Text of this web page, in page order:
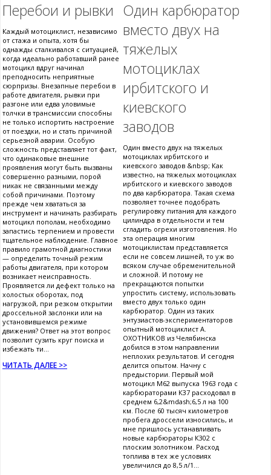
Перебои и рывки
Каждый мотоциклист, независимо
от стажа и опыта, хотя бы
однажды сталкивался с ситуацией,
когда идеально работавший ранее
мотоцикл вдруг начинал
преподносить неприятные
сюрпризы. Внезапные перебои в
работе двигателя, рывки при
разгоне или едва уловимые
толчки в трансмиссии способны
не только испортить настроение
от поездки, но и стать причиной
серьезной аварии. Особую
сложность представляет тот факт,
что одинаковые внешние
проявления могут быть вызваны
совершенно разными, порой
никак не связанными между
собой причинами. Поэтому
прежде чем хвататься за
инструмент и начинать разбирать
мотоцикл пополам, необходимо
запастись терпением и провести
тщательное наблюдение. Главное
правило грамотной диагностики
— определить точный режим
работы двигателя, при котором
возникает неисправность.
Проявляется ли дефект только на
холостых оборотах, под
нагрузкой, при резком открытии
дроссельной заслонки или на
установившемся режиме
движения? Ответ на этот вопрос
позволит сузить круг поиска и
избежать ти...
ЧИТАТЬ ДАЛЕЕ >>
Один карбюратор
вместо двух на
тяжелых
мотоциклах
ирбитского и
киевского
заводов
Один вместо двух на тяжелых
мотоциклах ирбитского и
киевского заводов &nbsp; Как
известно, на тяжелых мотоциклах
ирбитского и киевского заводов
по два карбюратора. Такая схема
позволяет точнее подобрать
регулировку питания для каждого
цилиндра в отдельности и тем
сгладить огрехи изготовления. Но
эта операция многим
мотоциклистам представляется
если не совсем лишней, то уж во
всяком случае обременительной
и сложной. И потому не
прекращаются попытки
упростить систему, использовать
вместо двух только один
карбюратор. Один из таких
энтузиастов-экспериментаторов
опытный мотоциклист А.
ОХОТНИКОВ из Челябинска
добился в этом направлении
неплохих результатов. И сегодня
делится опытом. Начну с
предыстории. Первый мой
мотоцикл М62 выпуска 1963 года с
карбюраторами К37 расходовал в
среднем 6,2&mdash;6,5 л на 100
км. После 60 тысяч километров
пробега дроссели износились, и
мне пришлось устанавливать
новые карбюраторы К302 с
плоским золотником. Расход
топлива в тех же условиях
увеличился до 8,5 л/1...